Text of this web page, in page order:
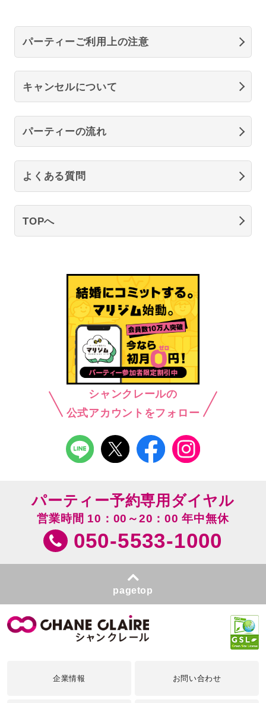
パーティーご利用上の注意
キャンセルについて
パーティーの流れ
よくある質問
TOPへ
シャンクレールの
公式アカウントをフォロー
パーティー予約専用ダイヤル
営業時間 10：00～20：00 年中無休
050-5533-1000
pagetop
企業情報 お問い合わせ